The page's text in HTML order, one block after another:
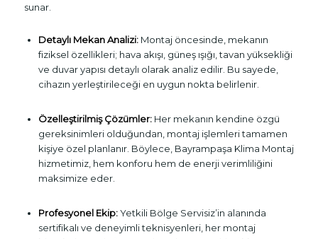
sunar.
Detaylı Mekan Analizi:Montaj öncesinde, mekanın
fiziksel özellikleri; hava akışı, güneş ışığı, tavan yüksekliği
ve duvar yapısı detaylı olarak analiz edilir. Bu sayede,
cihazın yerleştirileceği en uygun nokta belirlenir.
Özelleştirilmiş Çözümler:Her mekanın kendine özgü
gereksinimleri olduğundan, montaj işlemleri tamamen
kişiye özel planlanır. Böylece, Bayrampaşa Klima Montaj
hizmetimiz, hem konforu hem de enerji verimliliğini
maksimize eder.
Profesyonel Ekip:Yetkili Bölge Servisiz’in alanında
sertifikalı ve deneyimli teknisyenleri, her montaj